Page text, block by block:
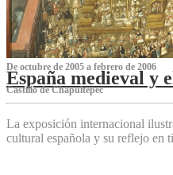
De octubre de 2005 a febrero de 2006
España medieval y
Castillo de Chapultepec
La exposición internacional
cultural española y su reflejo en